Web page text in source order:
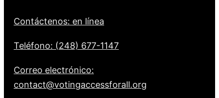
Contáctenos: en línea
Teléfono: (248) 677-1147
Correo electrónico:
contact@votingaccessforall.org